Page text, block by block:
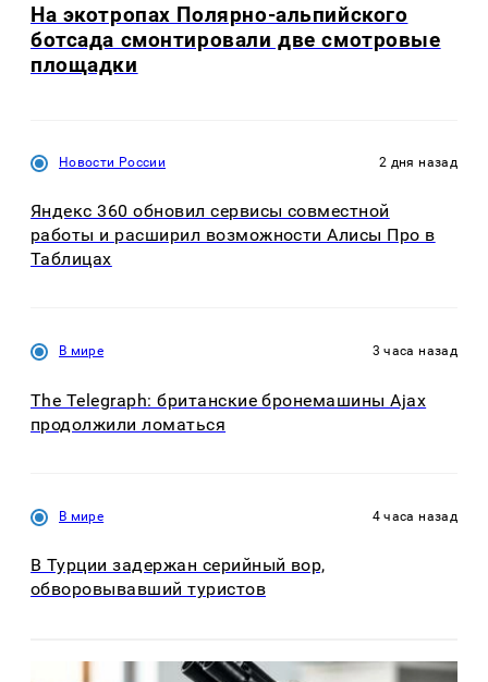
На экотропах Полярно-альпийского
ботсада смонтировали две смотровые
площадки
Новости России 2 дня назад
Яндекс 360 обновил сервисы совместной
работы и расширил возможности Алисы Про в
Таблицах
В мире 3 часа назад
The Telegraph: британские бронемашины Ajax
продолжили ломаться
В мире 4 часа назад
В Турции задержан серийный вор,
обворовывавший туристов